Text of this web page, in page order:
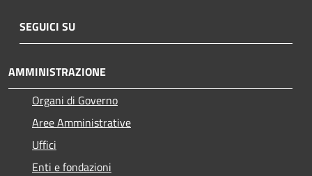
SEGUICI SU
AMMINISTRAZIONE
Organi di Governo
Aree Amministrative
Uffici
Enti e fondazioni